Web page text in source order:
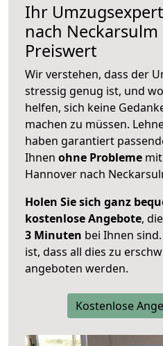
Ihr
nach Neckarsulm
Preiswert
Wir verstehen, dass der
stressig genug ist, und
helfen, sich keine
machen zu müssen.
haben garantiert
Ihnen ohne Probleme
Hannover nach
Holen Sie sich ganz
kostenlose Angebote,
3 Minuten bei Ihnen
ist, dass all dies zu
angeboten werden.
Kostenlose